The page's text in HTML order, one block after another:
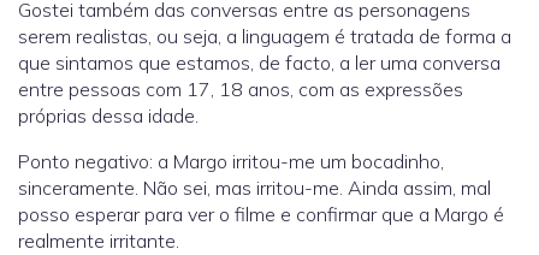
Gostei também das conversas entre as personagens
serem realistas, ou seja, a linguagem é tratada de forma a
que sintamos que estamos, de facto, a ler uma conversa
entre pessoas com 17, 18 anos, com as expressões
próprias dessa idade.
Ponto negativo: a Margo irritou-me um bocadinho,
sinceramente. Não sei, mas irritou-me. Ainda assim, mal
posso esperar para ver o filme e confirmar que a Margo é
realmente irritante.